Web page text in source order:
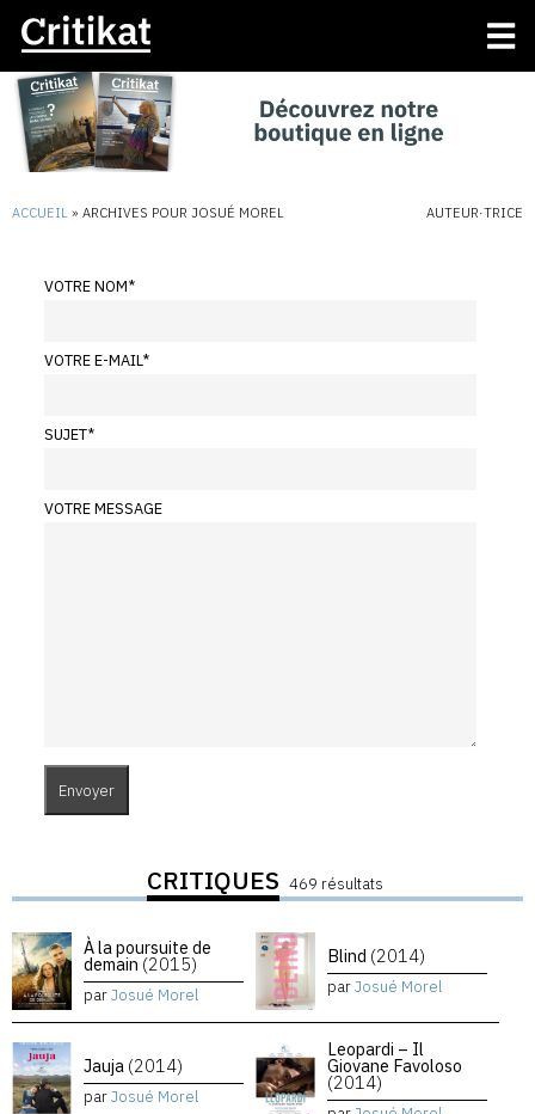
ACCUEIL » ARCHIVES POUR JOSUÉ MOREL AUTEUR·TRICE
VOTRE NOM*
VOTRE E-MAIL*
SUJET*
VOTRE MESSAGE
CRITIQUES 469 résultats
À la poursuite de
demain (2015)
parJosué Morel
Blind (2014)
parJosué Morel
Jauja (2014)
parJosué Morel
Leopardi – Il
Giovane Favoloso
(2014)